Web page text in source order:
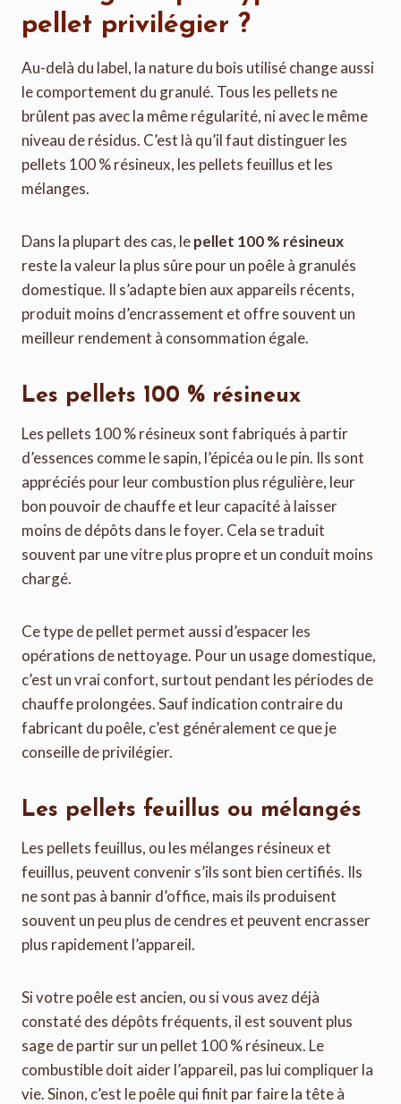
pellet privilégier ?
Au-delà du label, la nature du bois utilisé change aussi
le comportement du granulé. Tous les pellets ne
brûlent pas avec la même régularité, ni avec le même
niveau de résidus. C’est là qu’il faut distinguer les
pellets 100 % résineux, les pellets feuillus et les
mélanges.
Dans la plupart des cas, lepellet 100 % résineux
reste la valeur la plus sûre pour un poêle à granulés
domestique. Il s’adapte bien aux appareils récents,
produit moins d’encrassement et offre souvent un
meilleur rendement à consommation égale.
Les pellets 100 % résineux
Les pellets 100 % résineux sont fabriqués à partir
d’essences comme le sapin, l’épicéa ou le pin. Ils sont
appréciés pour leur combustion plus régulière, leur
bon pouvoir de chauffe et leur capacité à laisser
moins de dépôts dans le foyer. Cela se traduit
souvent par une vitre plus propre et un conduit moins
chargé.
Ce type de pellet permet aussi d’espacer les
opérations de nettoyage. Pour un usage domestique,
c’est un vrai confort, surtout pendant les périodes de
chauffe prolongées. Sauf indication contraire du
fabricant du poêle, c’est généralement ce que je
conseille de privilégier.
Les pellets feuillus ou mélangés
Les pellets feuillus, ou les mélanges résineux et
feuillus, peuvent convenir s’ils sont bien certifiés. Ils
ne sont pas à bannir d’office, mais ils produisent
souvent un peu plus de cendres et peuvent encrasser
plus rapidement l’appareil.
Si votre poêle est ancien, ou si vous avez déjà
constaté des dépôts fréquents, il est souvent plus
sage de partir sur un pellet 100 % résineux. Le
combustible doit aider l’appareil, pas lui compliquer la
vie. Sinon, c’est le poêle qui finit par faire la tête à